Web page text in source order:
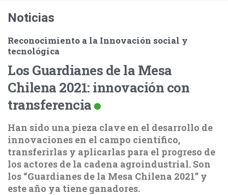
Noticias
Reconocimiento a la Innovación social y
tecnológica
Los Guardianes de la Mesa
Chilena 2021: innovación con
transferencia
Han sido una pieza clave en el desarrollo de
innovaciones en el campo científico,
transferirlas y aplicarlas para el progreso de
los actores de la cadena agroindustrial. Son
los “Guardianes de la Mesa Chilena 2021” y
este año ya tiene ganadores.